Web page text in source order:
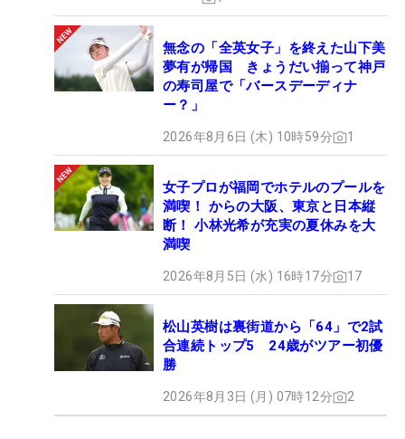
無念の「全英女子」を終えた山下美
夢有が帰国 きょうだい揃って神戸
の寿司屋で「バースデーディナ
ー？」
2026年8月6日 (木) 10時59分 1
女子プロが福岡でホテルのプールを
満喫！ からの大阪、東京と日本縦
断！ 小林光希が充実の夏休みを大
満喫
2026年8月5日 (水) 16時17分 17
松山英樹は裏街道から「64」で2試
合連続トップ5 24歳がツアー初優
勝
2026年8月3日 (月) 07時12分 2